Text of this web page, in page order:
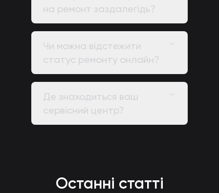
на ремонт заздалегідь?
Чи можна відстежити
статус ремонту онлайн?
Де знаходиться ваш
сервісний центр?
Останні статті